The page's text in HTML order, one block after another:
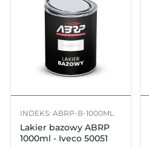
INDEKS: ABRP-B-1000ML
Lakier bazowy ABRP
1000ml - Iveco 50051